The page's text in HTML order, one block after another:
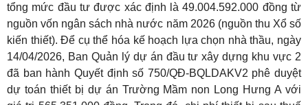
tổng mức đầu tư được xác định là 49.004.592.000 đồng từ
nguồn vốn ngân sách nhà nước năm 2026 (nguồn thu Xổ số
kiến thiết). Để cụ thể hóa kế hoạch lựa chọn nhà thầu, ngày
14/04/2026, Ban Quản lý dự án đầu tư xây dựng khu vực 2
đã ban hành Quyết định số 750/QĐ-BQLDAKV2 phê duyệt
dự toán thiết bị dự án Trường Mầm non Long Hưng A với